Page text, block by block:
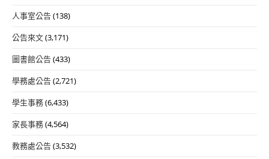
人事室公告(138)
公告來文(3,171)
圖書館公告(433)
學務處公告(2,721)
學生事務(6,433)
家長事務(4,564)
教務處公告(3,532)